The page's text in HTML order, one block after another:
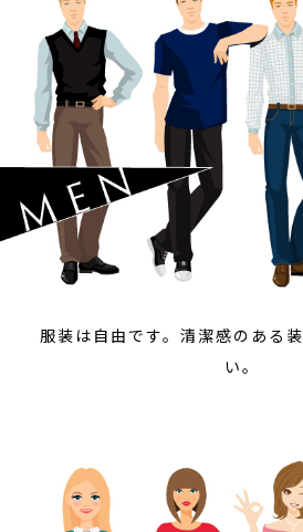
服装は自由です。清潔感のある
い。